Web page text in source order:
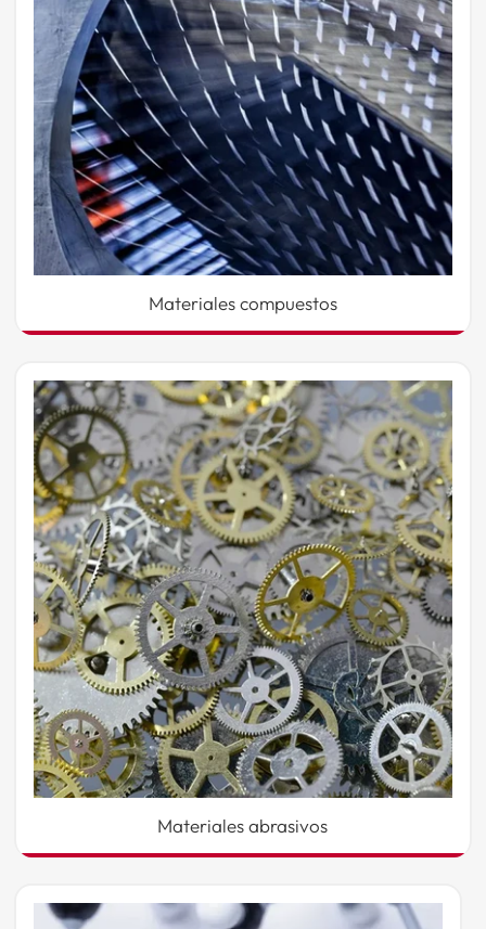
Materiales compuestos
Materiales abrasivos